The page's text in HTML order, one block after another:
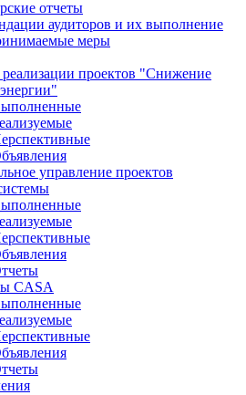
отчеты
аудиторов и их выполнение
меры
проектов "Снижение
управление проектов
CASA